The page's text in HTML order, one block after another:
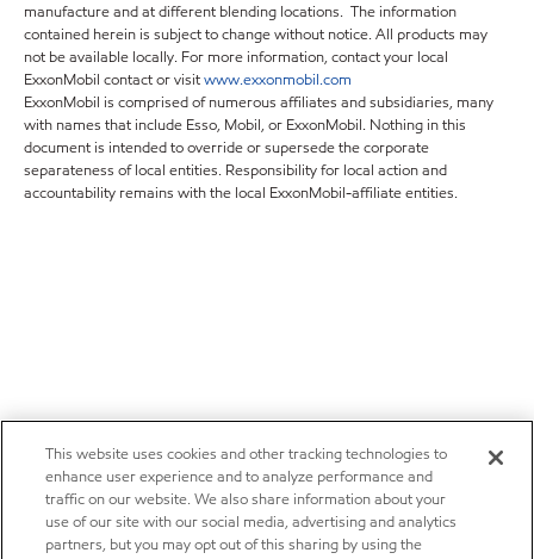
manufacture and at different blending locations. The information
contained herein is subject to change without notice. All products may
not be available locally. For more information, contact your local
ExxonMobil contact or visitwww.exxonmobil.com
ExxonMobil is comprised of numerous affiliates and subsidiaries, many
with names that include Esso, Mobil, or ExxonMobil. Nothing in this
document is intended to override or supersede the corporate
separateness of local entities. Responsibility for local action and
accountability remains with the local ExxonMobil-affiliate entities.
This website uses cookies and other tracking technologies to
enhance user experience and to analyze performance and
traffic on our website. We also share information about your
use of our site with our social media, advertising and analytics
partners, but you may opt out of this sharing by using the